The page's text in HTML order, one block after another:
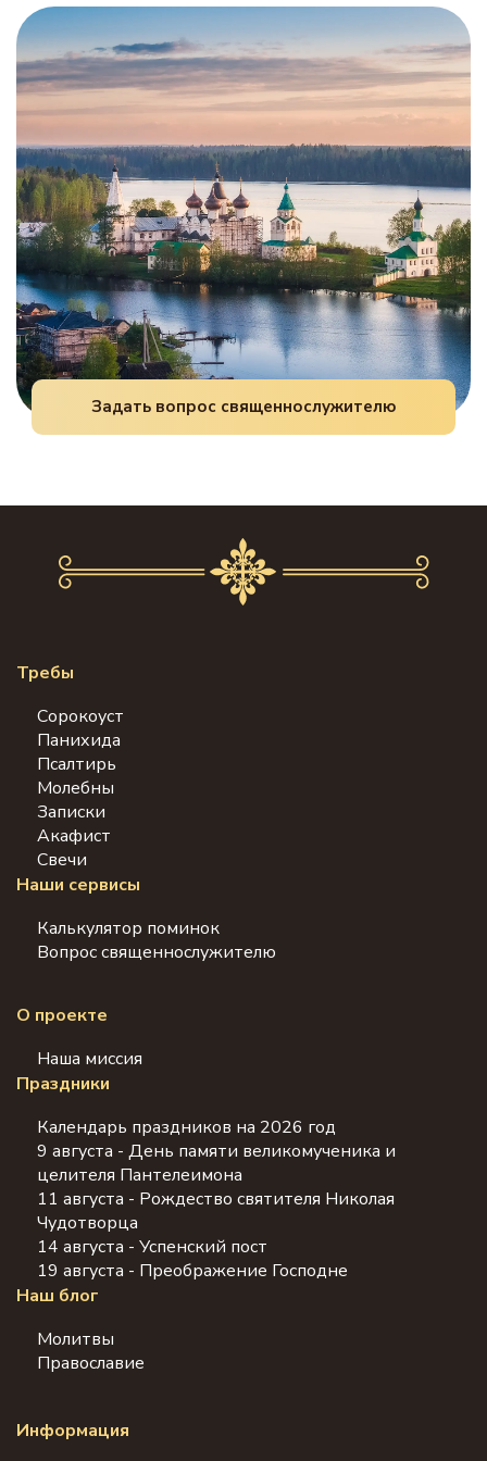
изучить структуру оглавления, чтобы быстро
находить нужный текст.
верующие используют переводы на
современный русский язык. Это помогает
молиться осознанно, хотя за богослужением
традиционно используется
церковнославянский язык.
Задать вопрос священнослужителю
Требы
Сорокоуст
Панихида
Псалтирь
Молебны
Записки
Акафист
Свечи
Наши сервисы
Калькулятор поминок
Вопрос священнослужителю
О проекте
Наша миссия
Праздники
Календарь праздников на 2026 год
9 августа - День памяти великомученика и
целителя Пантелеимона
11 августа - Рождество святителя Николая
Чудотворца
14 августа - Успенский пост
19 августа - Преображение Господне
Наш блог
Молитвы
Православие
Информация